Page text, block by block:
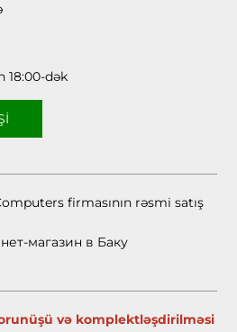
18:00-dək
firmasının rəsmi satış
магазин в Баку
və komplektləşdirilməsi